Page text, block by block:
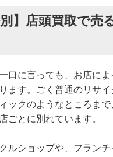
別】店頭買取で売
口に言っても、お店に
ます。ごく普通のリサ
ックのようなところま
ごとに別れています。
ルショップや、フランチ